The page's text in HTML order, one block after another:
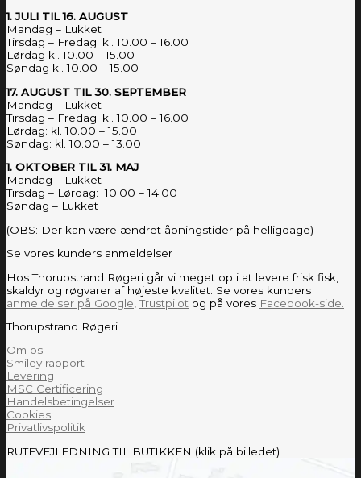
1. JULI TIL 16. AUGUST
Mandag – Lukket
Tirsdag – Fredag: kl. 10.00 – 16.00
Lørdag kl. 10.00 – 15.00
Søndag kl. 10.00 – 15.00
17. AUGUST TIL 30. SEPTEMBER
Mandag – Lukket
Tirsdag – Fredag: kl. 10.00 – 16.00
Lørdag: kl. 10.00 – 15.00
Søndag: kl. 10.00 – 13.00
1. OKTOBER TIL 31. MAJ
Mandag – Lukket
Tirsdag – Lørdag: 10.00 – 14.00
Søndag – Lukket
(OBS: Der kan være ændret åbningstider på helligdage)
Se vores kunders anmeldelser
Hos Thorupstrand Røgeri går vi meget op i at levere frisk fisk,
skaldyr og røgvarer af højeste kvalitet. Se vores kunders
anmeldelser på Google ,Trustpilot og på vores Facebook-side.
Thorupstrand Røgeri
Om os
Smiley rapport
Levering
MSC Certificering
Handelsbetingelser
Cookies
Privatlivspolitik
RUTEVEJLEDNING TIL BUTIKKEN (klik på billedet)